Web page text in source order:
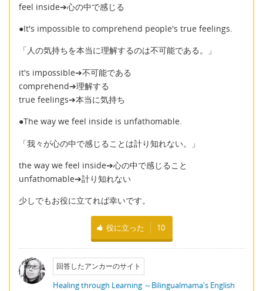
feel inside➔心の中で感じる
●It's impossible to comprehend people's true feelings.
「人の気持ちを本当に理解するのは不可能である。」
it's impossible➔不可能である
comprehend➔理解する
true feelings➔本当に気持ち
●The way we feel inside is unfathomable.
「我々が心の中で感じることは計り知れない。」
the way we feel inside➔心の中で感じること
unfathomable➔計り知れない
少しでもお役に立てれば幸いです。
役に立った 10
回答したアンカーのサイト
Healing through Learning ～Bilingualmama's English